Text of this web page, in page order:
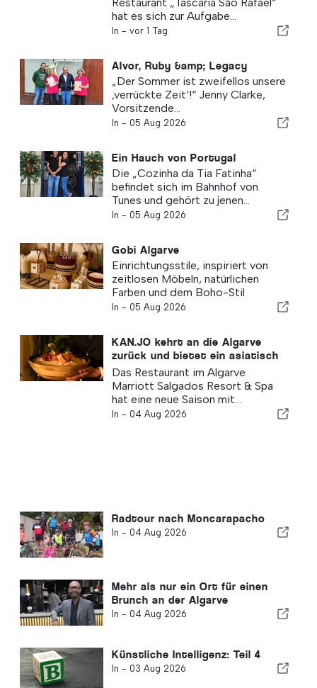
hat es sich zur Aufgabe...
In - vor 1 Tag
Alvor, Ruby &amp; Legacy
„Der Sommer ist zweifellos unsere
‚verrückte Zeit‘!“ Jenny Clarke,
Vorsitzende...
In - 05 Aug 2026
Ein Hauch von Portugal
Die „Cozinha da Tia Fatinha“
befindet sich im Bahnhof von
Tunes und gehört zu jenen...
In - 05 Aug 2026
Gobi Algarve
Einrichtungsstile, inspiriert von
zeitlosen Möbeln, natürlichen
Farben und dem Boho-Stil
In - 05 Aug 2026
KAN.JO kehrt an die Algarve
zurück und bietet ein asiatisch
inspiriertes kulinarisches
Erlebnis
Das Restaurant im Algarve
Marriott Salgados Resort & Spa
hat eine neue Saison mit...
In - 04 Aug 2026
Radtour nach Moncarapacho
In - 04 Aug 2026
Mehr als nur ein Ort für einen
Brunch an der Algarve
In - 04 Aug 2026
Künstliche Intelligenz: Teil 4
In - 03 Aug 2026